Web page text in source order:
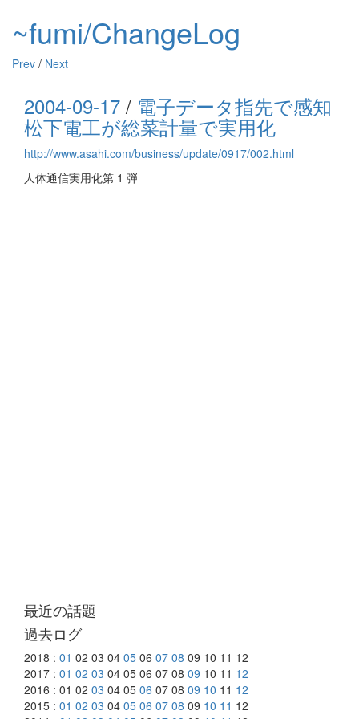
~fumi/ChangeLog
Prev / Next
2004-09-17 / 電子データ指先で感知
松下電工が総菜計量で実用化
http://www.asahi.com/business/update/0917/002.html
人体通信実用化第 1 弾
最近の話題
過去ログ
2018 : 01 02 03 04 05 06 07 08 09 10 11 12
2017 : 01 02 03 04 05 06 07 08 09 10 11 12
2016 : 01 02 03 04 05 06 07 08 09 10 11 12
2015 : 01 02 03 04 05 06 07 08 09 10 11 12